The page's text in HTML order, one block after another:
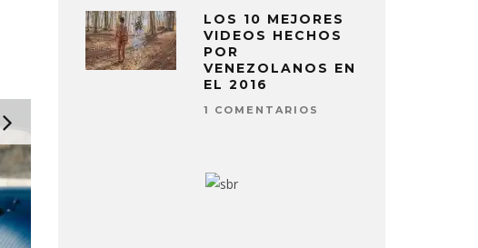
LOS 10 MEJORES
VIDEOS HECHOS
POR
VENEZOLANOS EN
EL 2016
1 COMENTARIOS